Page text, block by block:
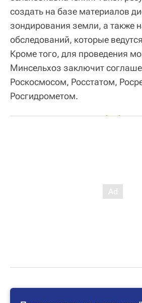
создать на базе материалов
зондирования земли, а также
обследований, которые
Кроме того, для проведения
Минсельхоз заключит
Роскосмосом, Росстатом,
Росгидрометом.